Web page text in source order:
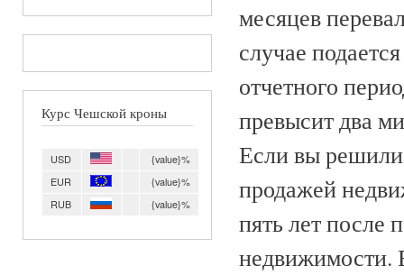
Курс Чешской кроны
USD
{value}%
EUR
{value}%
RUB
{value}%
месяцев
случае
отчетного
превысит два
Если вы решили
продажей
пять лет после
недвижимости.